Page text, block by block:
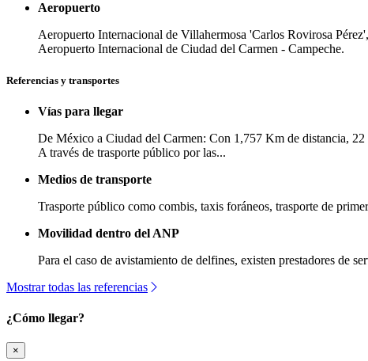
Aeropuerto
Aeropuerto Internacional de Villahermosa 'Carlos Rovirosa
Aeropuerto Internacional de Ciudad del Carmen - Campeche.
Referencias y transportes
Vías para llegar
De México a Ciudad del Carmen: Con 1,757 Km de distancia,
A través de trasporte público por las...
Medios de transporte
Trasporte público como combis, taxis foráneos, trasporte de
Movilidad dentro del ANP
Para el caso de avistamiento de delfines, existen prestadores de
Mostrar todas las referencias
¿Cómo llegar?
×